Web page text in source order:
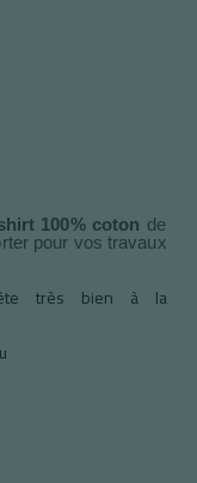
100% coton de
pour vos travaux
très bien à la